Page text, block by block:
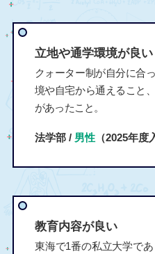
立地や通学環境が良い
クォーター制が自分に合
境や自宅から通えること
があったこと。
法学部 / 男性（2025年度
教育内容が良い
東海で1番の私立大学で